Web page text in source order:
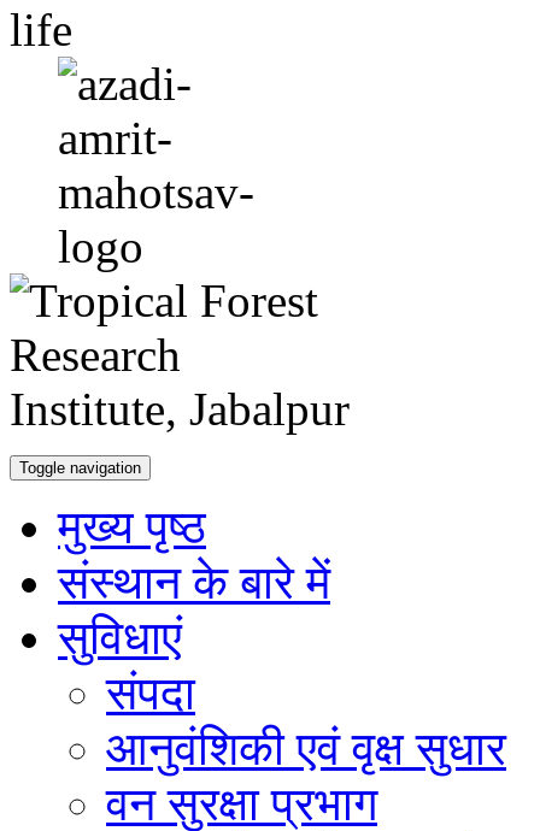
Toggle navigation
मुख्य पृष्ठ
संस्थान के बारे में
सुविधाएं
संपदा
आनुवंशिकी एवं वृक्ष सुधार
वन सुरक्षा प्रभाग